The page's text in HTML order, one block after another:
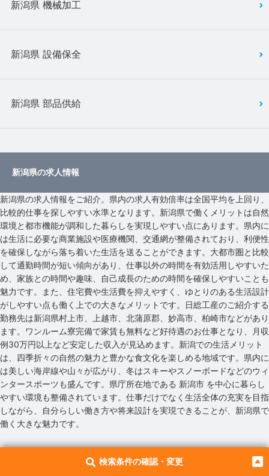
検索条件の確認・変更
新潟県 機械加工
新潟県 設備保全
新潟県 部品供給
新潟県の求人情報
新潟県の求人情報をご紹介。県内の求人有効倍率は全国平均を上回り、
比較的仕事を探しやすい水準となります。新潟県で働くメリットは自然
環境と都市機能が調和した暮らしを実現しやすい点にあります。県内に
は生活に必要な商業施設や医療機関、交通網が整備されており、利便性
を確保しながら落ち着いた生活を送ることができます。大都市圏と比較
して通勤時間が短い傾向があり、仕事以外の時間を有効活用しやすいた
め、家族との時間や趣味、自己成長のための時間を確保しやすいことも
魅力です。また、住宅費や生活費を抑えやすく、ゆとりのある生活設計
がしやすい点も働く上での大きなメリットです。日総工産のご紹介する
勤務先は新潟県村上市、上越市、北蒲原郡、妙高市、柏崎市などがあり
ます。ワンルーム寮完備で家賃も無料など好待遇のお仕事となり、月収
例30万円以上など安定した収入が見込めます。新潟での生活メリット
は、四季折々の自然の魅力と豊かな食文化を楽しめる地域です。県内に
は美しい海岸線や山々が広がり、冬はスキーやスノーボードなどのウィ
ンタースポーツも盛んです。県庁所在地である 新潟市 を中心に暮らし
やすい環境も整備されています。仕事だけでなく生活全体の充実を目指
しながら、自分らしい働き方や将来設計を実現できることが、新潟県で
働く大きな魅力です。